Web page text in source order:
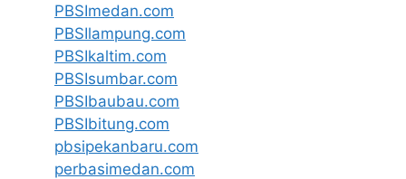
PBSImedan.com
PBSIlampung.com
PBSIkaltim.com
PBSIsumbar.com
PBSIbaubau.com
PBSIbitung.com
pbsipekanbaru.com
perbasimedan.com